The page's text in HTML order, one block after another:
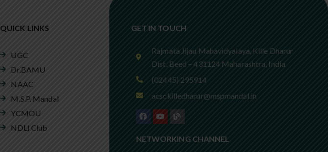
QUICK LINKS
UGC
Dr.BAMU
NAAC
M.S.P. Mandal
YCMOU
NDLI Club
GET IN TOUCH
Rajmata Jijau Mahavidyalaya, Kille Dharur
Dist. Beed – 431124 Maharashtra, India
(02445) 295914
acsckilledharur@mspmandal.in
NETWORKING CHANNEL